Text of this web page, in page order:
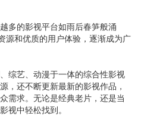
多的影视平台如雨后春笋般涌
源和优质的用户体验，逐渐成为广
综艺、动漫于一体的综合性影视
，还不断更新最新的影视作品，
需求。无论是经典老片，还是当
视中轻松找到。